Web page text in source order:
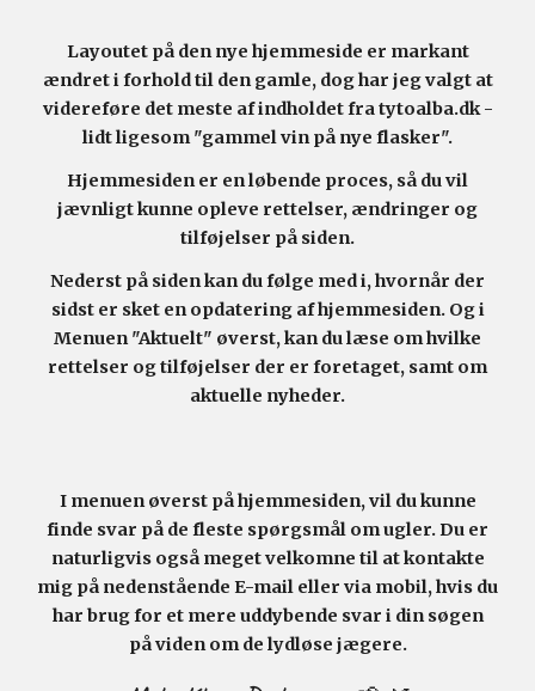
Layoutet på den nye hjemmeside er markant
ændret i forhold til den gamle, dog har jeg valgt at
videreføre det meste af indholdet fra tytoalba.dk -
lidt ligesom "gammel vin på nye flasker".
Hjemmesiden er en løbende proces, så duvil
jævnligt kunne opleve rettelser, ændringer og
tilføjelser på siden.
Nederst på siden kan du følge med i, hvornår der
sidst er sket en opdatering af hjemmesiden. Og i
Menuen "Aktuelt" øverst, kan du læse om hvilke
rettelser og tilføjelser der er foretaget, samt om
aktuelle nyheder.
I menuen øverst på hjemmesiden, vil du kunne
finde svar på de fleste spørgsmål om ugler. Du er
naturligvis også meget velkomne til at kontakte
mig på nedenstående E-mail eller via mobil, hvis du
har brug for et mere uddybende svar i din søgen
på viden om de lydløse jægere.